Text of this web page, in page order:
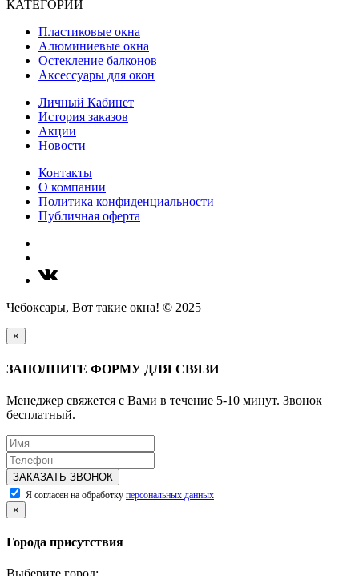
КАТЕГОРИИ
Пластиковые окна
Алюминиевые окна
Остекление балконов
Аксессуары для окон
Личный Кабинет
История заказов
Акции
Новости
Контакты
О компании
Политика конфиденциальности
Публичная оферта
Чебоксары, Вот такие окна! © 2025
×
ЗАПОЛНИТЕ ФОРМУ ДЛЯ СВЯЗИ
Менеджер свяжется с Вами в течение 5-10 минут. Звонок
бесплатный.
ЗАКАЗАТЬ ЗВОНОК
Я согласен на обработку персональных данных
×
Города присутствия